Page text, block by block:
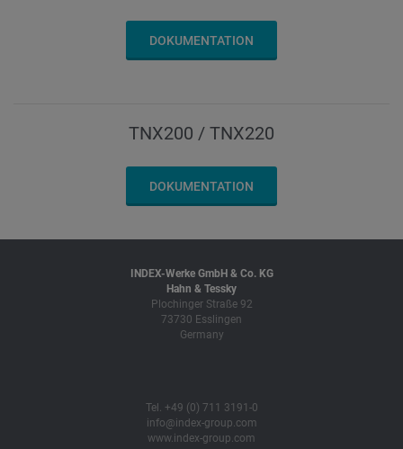
DOKUMENTATION
TNX200 / TNX220
DOKUMENTATION
INDEX-Werke GmbH & Co. KG
Hahn & Tessky
Plochinger Straße 92
73730 Esslingen
Germany
Tel. +49 (0) 711 3191-0
info@index-group.com
www.index-group.com